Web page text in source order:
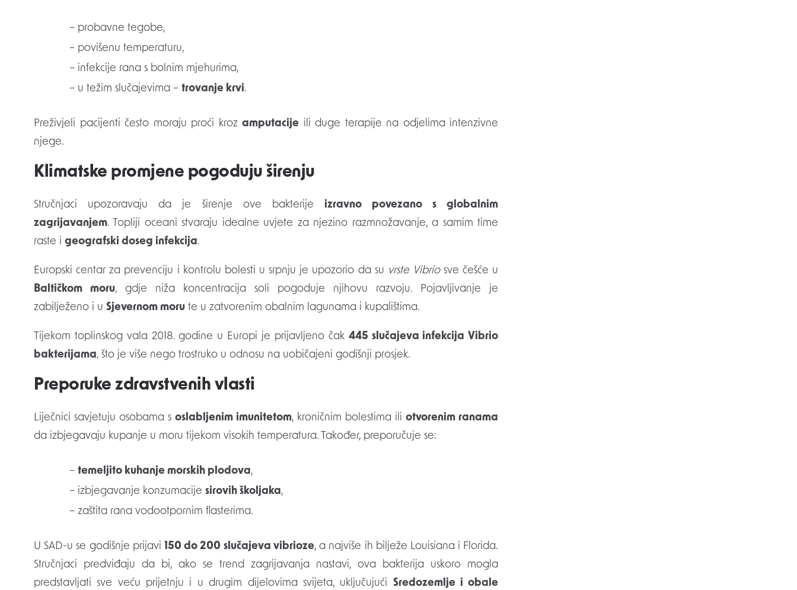
– probavne tegobe,
– povišenu temperaturu,
– infekcije rana s bolnim mjehurima,
– u težim slučajevima – trovanje krvi.
Preživjeli pacijenti često moraju proći krozamputacije ili duge terapije na odjelima intenzivne
njege.
Klimatske promjene pogoduju širenju
Stručnjaci upozoravaju da je širenje ove bakterije izravno povezano s globalnim
zagrijavanjem. Topliji oceani stvaraju idealne uvjete za njezino razmnožavanje, a samim time
raste i geografski doseg infekcija.
Europski centar za prevenciju i kontrolu bolesti u srpnju je upozorio da su vrste Vibriosve češće u
Baltičkom moru, gdje niža koncentracija soli pogoduje njihovu razvoju. Pojavljivanje je
zabilježeno i u Sjevernom moru te u zatvorenim obalnim lagunama i kupalištima.
Tijekom toplinskog vala 2018. godine u Europi je prijavljeno čak 445 slučajeva infekcija Vibrio
bakterijama, što je više nego trostruko u odnosu na uobičajeni godišnji prosjek.
Preporuke zdravstvenih vlasti
Liječnici savjetuju osobama soslabljenim imunitetom, kroničnim bolestima iliotvorenim ranama
da izbjegavaju kupanje u moru tijekom visokih temperatura. Također, preporučuje se:
– temeljito kuhanje morskih plodova,
– izbjegavanje konzumacije sirovih školjaka,
– zaštita rana vodootpornim flasterima.
U SAD-u se godišnje prijavi 150 do 200 slučajeva vibrioze, a najviše ih bilježe Louisiana i Florida.
Stručnjaci predviđaju da bi, ako se trend zagrijavanja nastavi, ova bakterija uskoro mogla
predstavljati sve veću prijetnju i u drugim dijelovima svijeta, uključujući Sredozemlje i obale